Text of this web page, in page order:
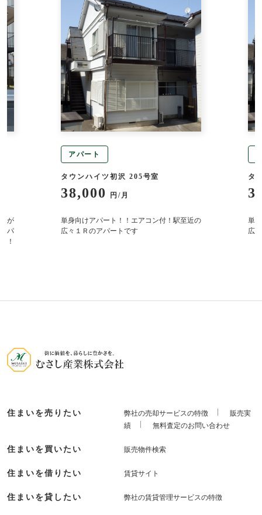
が
パ
！
アパート
タウンハイツ初沢 205号室
38,000 円/月
単身向けアパート！！エアコン付！駅至近の
広々１Ｒのアパートです
タ
単
広
住まいを売りたい 弊社の売却サービスの特徴
販売実
績
無料査定のお問い合わせ
住まいを買いたい 販売物件検索
住まいを借りたい 賃貸サイト
住まいを貸したい 弊社の賃貸管理サービスの特徴